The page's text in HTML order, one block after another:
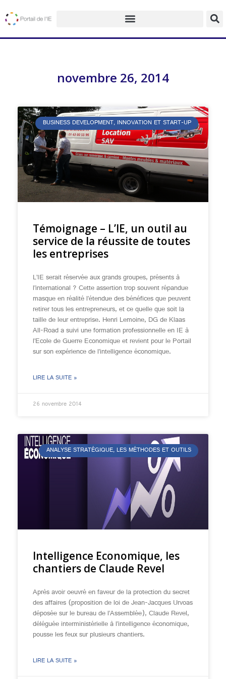
novembre 26, 2014
BUSINESS DEVELOPMENT, INNOVATION ET START-UP
Témoignage – L’IE, un outil au
service de la réussite de toutes
les entreprises
L’IE serait réservée aux grands groupes, présents à
l’international ? Cette assertion trop souvent répandue
masque en réalité l’étendue des bénéfices que peuvent
retirer tous les entrepreneurs, et ce quelle que soit la
taille de leur entreprise. Henri Lemoine, DG de Klaas
All-Road a suivi une formation professionnelle en IE à
l’Ecole de Guerre Economique et revient pour le Portail
sur son expérience de l’intelligence économique.
LIRE LA SUITE »
26 novembre 2014
ANALYSE STRATÉGIQUE, LES MÉTHODES ET OUTILS
Intelligence Economique, les
chantiers de Claude Revel
Après avoir oeuvré en faveur de la protection du secret
des affaires (proposition de loi de Jean-Jacques Urvoas
déposée sur le bureau de l’Assemblée), Claude Revel,
déléguée interministérielle à l’intelligence économique,
pousse les feux sur plusieurs chantiers.
LIRE LA SUITE »